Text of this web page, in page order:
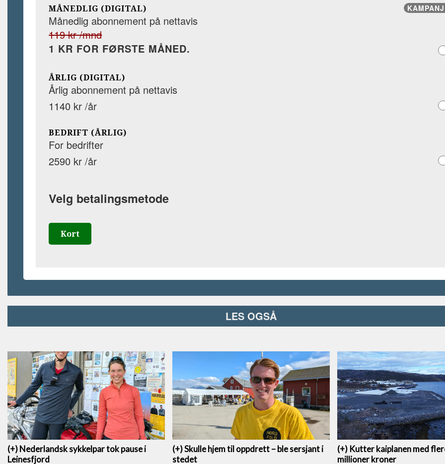
MÅNEDLIG (DIGITAL)
Månedlig abonnement på nettavis
119 kr /mnd
1 KR FOR FØRSTE MÅNED.
ÅRLIG (DIGITAL)
Årlig abonnement på nettavis
1140 kr /år
BEDRIFT (ÅRLIG)
For bedrifter
2590 kr /år
Velg betalingsmetode
Kort
LES OGSÅ